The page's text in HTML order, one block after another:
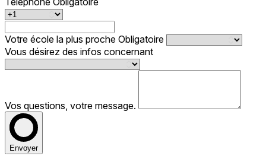
Votre école la plus proche Obligatoire
Vous désirez des infos concernant
Vos questions, votre message.
Envoyer